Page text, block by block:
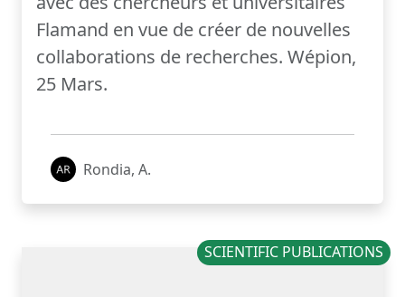
Flamand en vue de créer de nouvelles
collaborations de recherches. Wépion,
25 Mars.
Rondia, A.
SCIENTIFIC PUBLICATIONS